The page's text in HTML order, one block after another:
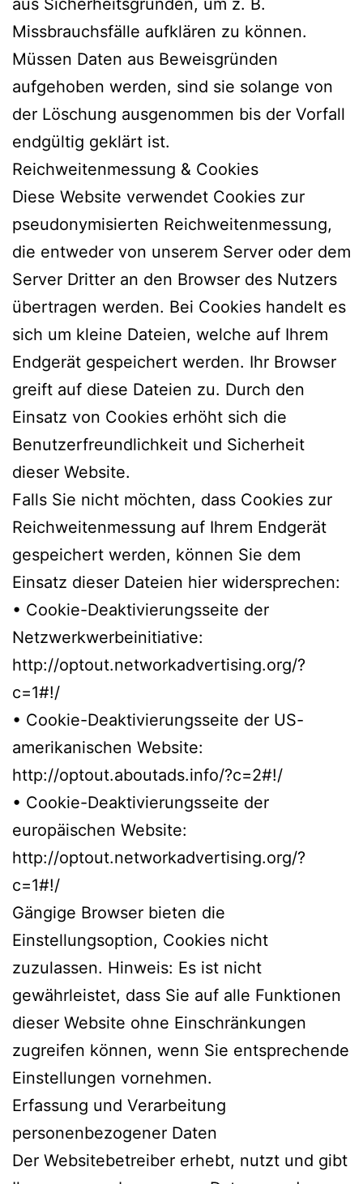
Missbrauchsfälle aufklären zu können.
Müssen Daten aus Beweisgründen
aufgehoben werden, sind sie solange von
der Löschung ausgenommen bis der Vorfall
endgültig geklärt ist.
Reichweitenmessung & Cookies
Diese Website verwendet Cookies zur
pseudonymisierten Reichweitenmessung,
die entweder von unserem Server oder dem
Server Dritter an den Browser des Nutzers
übertragen werden. Bei Cookies handelt es
sich um kleine Dateien, welche auf Ihrem
Endgerät gespeichert werden. Ihr Browser
greift auf diese Dateien zu. Durch den
Einsatz von Cookies erhöht sich die
Benutzerfreundlichkeit und Sicherheit
dieser Website.
Falls Sie nicht möchten, dass Cookies zur
Reichweitenmessung auf Ihrem Endgerät
gespeichert werden, können Sie dem
Einsatz dieser Dateien hier widersprechen:
• Cookie-Deaktivierungsseite der
Netzwerkwerbeinitiative:
http://optout.networkadvertising.org/?
c=1#!/
• Cookie-Deaktivierungsseite der US-
amerikanischen Website:
http://optout.aboutads.info/?c=2#!/
• Cookie-Deaktivierungsseite der
europäischen Website:
http://optout.networkadvertising.org/?
c=1#!/
Gängige Browser bieten die
Einstellungsoption, Cookies nicht
zuzulassen. Hinweis: Es ist nicht
gewährleistet, dass Sie auf alle Funktionen
dieser Website ohne Einschränkungen
zugreifen können, wenn Sie entsprechende
Einstellungen vornehmen.
Erfassung und Verarbeitung
personenbezogener Daten
Der Websitebetreiber erhebt, nutzt und gibt